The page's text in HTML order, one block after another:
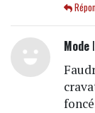
Mode